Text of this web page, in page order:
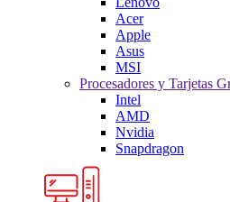
Acer
Apple
Asus
MSI
Procesadores y Tarjetas
Intel
AMD
Nvidia
Snapdragon